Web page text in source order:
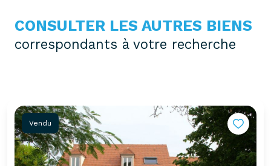
CONSULTER LES AUTRES BIENS
correspondants à votre recherche
Vendu